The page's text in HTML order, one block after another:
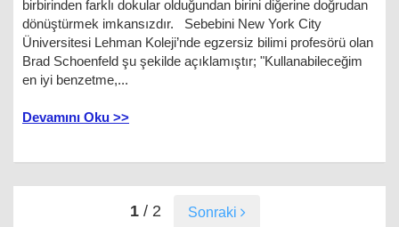
birbirinden farklı dokular olduğundan birini diğerine doğrudan
dönüştürmek imkansızdır. Sebebini New York City
Üniversitesi Lehman Koleji’nde egzersiz bilimi profesörü olan
Brad Schoenfeld şu şekilde açıklamıştır; "Kullanabileceğim
en iyi benzetme,...
Devamını Oku >>
1 / 2 Sonraki